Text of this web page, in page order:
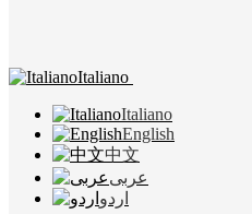
Italiano
Italiano
English
中文
عربى
اردو